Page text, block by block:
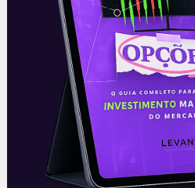
Na noite desta quinta-feira
Petrobras (PETR3/
resultados do 1T21, após o
mercado. Os números
fortes, com rentabilidades
Leia mais
14/05/2021